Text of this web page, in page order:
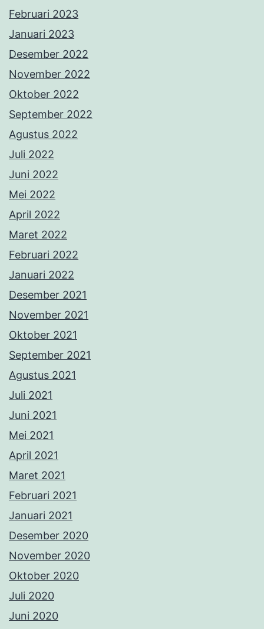
Februari 2023
Januari 2023
Desember 2022
November 2022
Oktober 2022
September 2022
Agustus 2022
Juli 2022
Juni 2022
Mei 2022
April 2022
Maret 2022
Februari 2022
Januari 2022
Desember 2021
November 2021
Oktober 2021
September 2021
Agustus 2021
Juli 2021
Juni 2021
Mei 2021
April 2021
Maret 2021
Februari 2021
Januari 2021
Desember 2020
November 2020
Oktober 2020
Juli 2020
Juni 2020